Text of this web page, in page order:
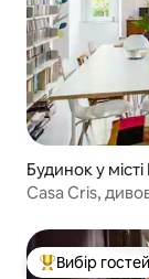
Будинок у
Casa Cris,
Топ вибір
Вибір гостей